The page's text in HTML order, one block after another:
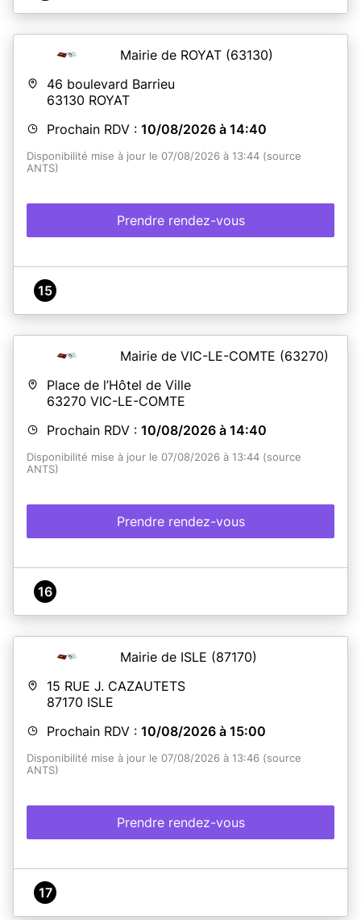
Mairie de ROYAT (63130)
46 boulevard Barrieu
63130 ROYAT
Prochain RDV : 10/08/2026 à 14:40
Disponibilité mise à jour le 07/08/2026 à 13:44 (source
ANTS)
Prendre rendez-vous
15
Mairie de VIC-LE-COMTE (63270)
Place de l’Hôtel de Ville
63270 VIC-LE-COMTE
Prochain RDV : 10/08/2026 à 14:40
Disponibilité mise à jour le 07/08/2026 à 13:44 (source
ANTS)
Prendre rendez-vous
16
Mairie de ISLE (87170)
15 RUE J. CAZAUTETS
87170 ISLE
Prochain RDV : 10/08/2026 à 15:00
Disponibilité mise à jour le 07/08/2026 à 13:46 (source
ANTS)
Prendre rendez-vous
17